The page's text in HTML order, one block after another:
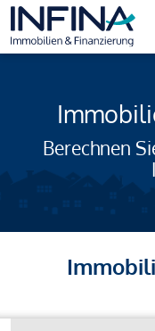
Berechnen